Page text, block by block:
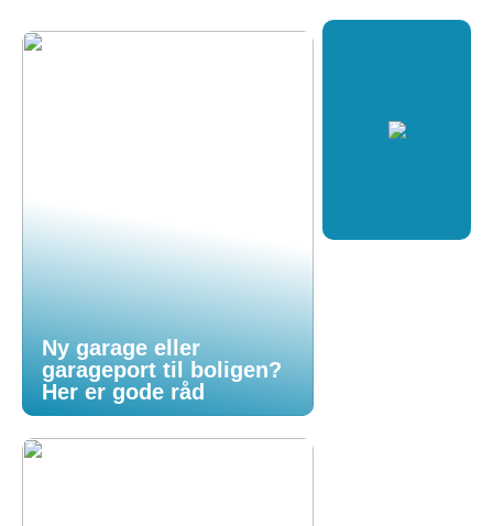
Ny garage eller
garageport til boligen?
Her er gode råd